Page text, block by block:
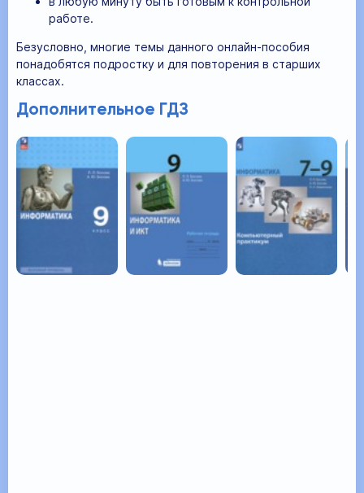
работе.
Безусловно, многие темы данного онлайн-пособия
понадобятся подростку и для повторения в старших
классах.
Дополнительное ГДЗ